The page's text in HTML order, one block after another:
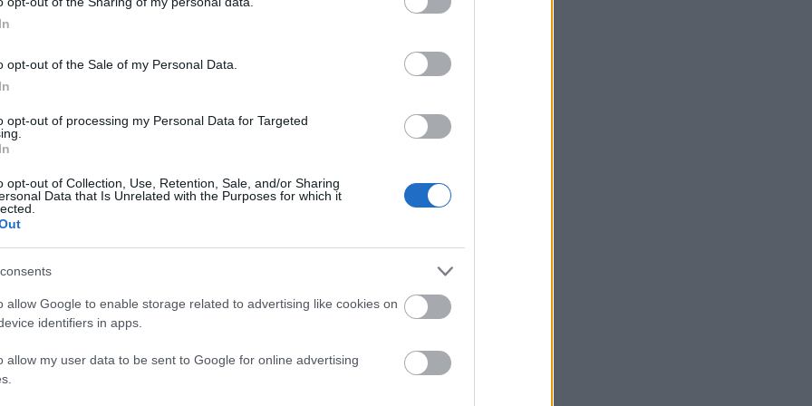
opt-out of the Sale of my Personal Data.
opt-out of processing my Personal Data for Targeted
opt-out of Collection, Use, Retention, Sale, and/or Sharing
Data that Is Unrelated with the Purposes for which it
allow Google to enable storage related to advertising like cookies on
identifiers in apps.
allow my user data to be sent to Google for online advertising
az autó versenykörülmények között a
ezért.
ez, nagyon köszönöm mindenkinek, aki hozzájárult
második szlovákiai fordulót, legszívesebben már most
a 8. forduló után